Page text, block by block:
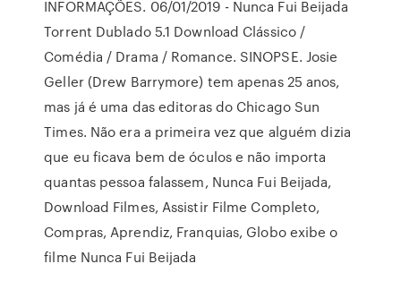
INFORMAÇÕES. 06/01/2019 - Nunca Fui Beijada
Torrent Dublado 5.1 Download Clássico /
Comédia / Drama / Romance. SINOPSE. Josie
Geller (Drew Barrymore) tem apenas 25 anos,
mas já é uma das editoras do Chicago Sun
Times. Não era a primeira vez que alguém dizia
que eu ficava bem de óculos e não importa
quantas pessoa falassem, Nunca Fui Beijada,
Download Filmes, Assistir Filme Completo,
Compras, Aprendiz, Franquias, Globo exibe o
filme Nunca Fui Beijada